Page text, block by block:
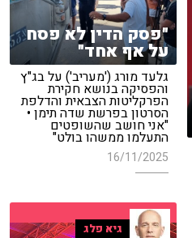
"פסק הדין לא פסח
על אף אחד"
גלעד מורג ('מעריב') על בג"ץ
והפסיקה בנושא חקירת
הפרקליטות הצבאית והדלפת
הסרטון בפרשת שדה תימן •
"אני חושב שהשופטים
התעלמו ממשהו בולט"
16/11/2025
גיא פלג